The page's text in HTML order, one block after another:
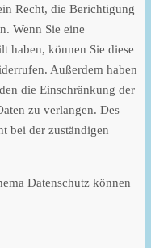
Recht, die Berichtigung
Wenn Sie eine
haben, können Sie diese
Außerdem haben
die Einschränkung der
zu verlangen. Des
bei der zuständigen
Datenschutz können